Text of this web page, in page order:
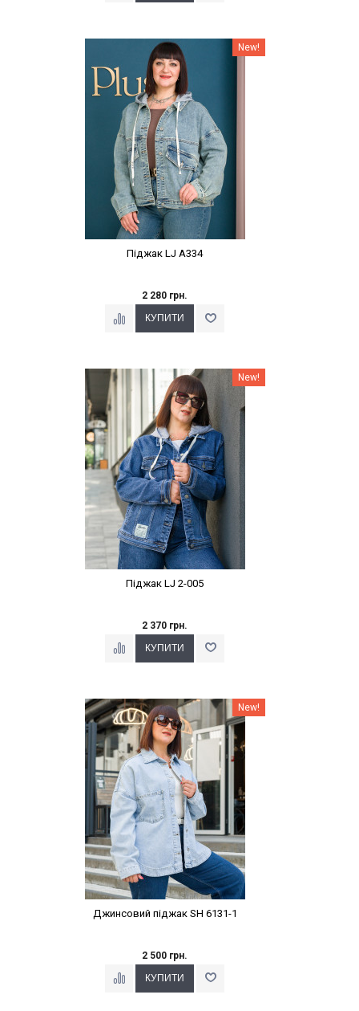
Наклейки Варіант з % New!
Піджак LJ A334
2 280 грн.
Наклейки Варіант з % New!
Піджак LJ 2-005
2 370 грн.
Наклейки Варіант з % New!
Джинсовий піджак SH 6131-1
2 500 грн.